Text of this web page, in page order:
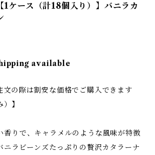
1ケース（計18個入り）】バニラカ
available
文の際は割安な価格でご購入できます
】
香りで、キャラメルのような風味が特徴
ニラビーンズたっぷりの贅沢カタラーナ